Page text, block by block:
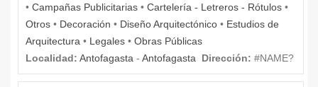
• Campañas Publicitarias • Cartelería - Letreros - Rótulos •
Otros • Decoración • Diseño Arquitectónico • Estudios de
Arquitectura • Legales • Obras Públicas
Localidad: Antofagasta - Antofagasta Dirección: #NAME?